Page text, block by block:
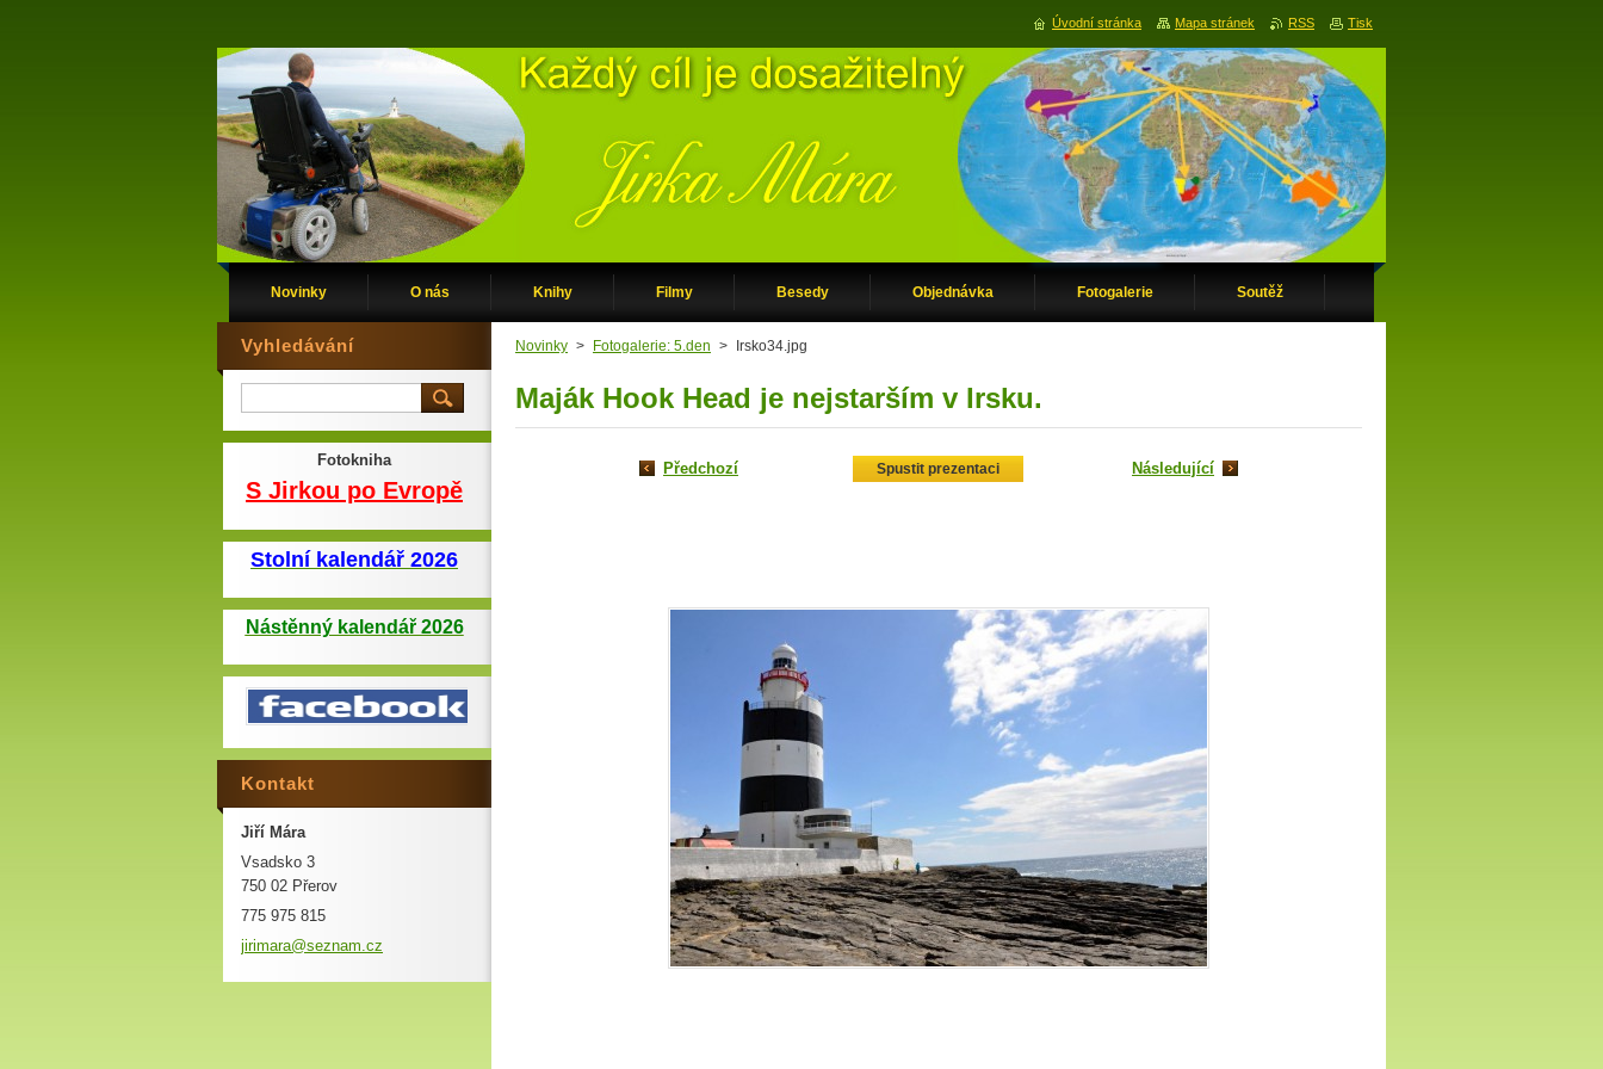
Novinky O nás Knihy Filmy Besedy Objednávka Fotogalerie Soutěž
Novinky > Fotogalerie: 5.den > Irsko34.jpg
Maják Hook Head je nejstarším v Irsku.
Předchozí Spustit prezentaci Následující
Vyhledávání
Fotokniha
S Jirkou po Evropě
Stolní kalendář 2026
Nástěnný kalendář 2026
Kontakt
Jiří Mára
Vsadsko 3
750 02 Přerov
775 975 815
jirimara@seznam.cz
Úvodní stránka Mapa stránek RSS Tisk